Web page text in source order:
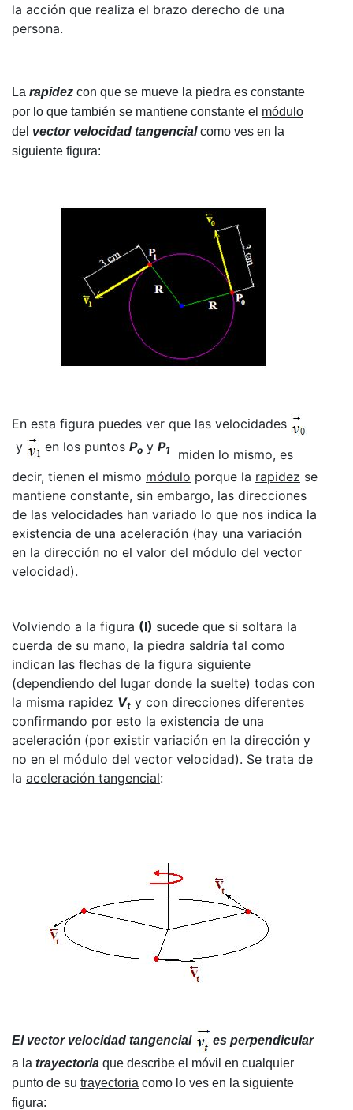
la acción que realiza el brazo derecho de una
persona.
La rapidez con que se mueve la piedra es constante
por lo que también se mantiene constante el módulo
del vector velocidad tangencialcomo ves en la
siguiente figura:
En esta figura puedes ver que las velocidades
y
en los puntos Po y P1
miden lo mismo, es
decir, tienen el mismo módulo porque la rapidez se
mantiene constante, sin embargo, las direcciones
de las velocidades han variado lo que nos indica la
existencia de una aceleración (hay una variación
en la dirección no el valor del módulo del vector
velocidad).
Volviendo a la figura (I) sucede que si soltara la
cuerda de su mano, la piedra saldría tal como
indican las flechas de la figura siguiente
(dependiendo del lugar donde la suelte) todas con
la misma rapidez Vt y con direcciones diferentes
confirmando por esto la existencia de una
aceleración (por existir variación en la dirección y
no en el módulo del vector velocidad). Se trata de
la aceleración tangencial:
El vector velocidad tangencial
es perpendicular
a la trayectoria que describe el móvil en cualquier
punto de su trayectoria como lo ves en la siguiente
figura: